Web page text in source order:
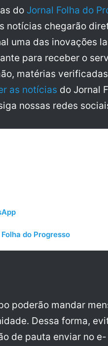
do Jornal Folha do
notícias chegarão
uma das inovações
para receber o
matérias
as notícias do Jornal
nossas redes
do Progresso
poderão mandar
Dessa forma,
de pauta enviar no e-